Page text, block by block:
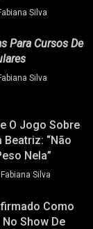
Silva
Para Cursos De
Silva
O Jogo Sobre
Beatriz: “Não
Nela”
Fabiana Silva
Como
Show De